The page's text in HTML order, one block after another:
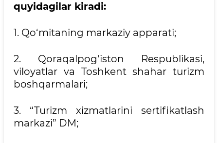
quyidagilar kiradi:
1. Qo‘mitaning markaziy apparati;
2. Qoraqalpog‘iston Respublikasi,
viloyatlar va Toshkent shahar turizm
boshqarmalari;
3. “Turizm xizmatlarini sertifikatlash
markazi” DM;